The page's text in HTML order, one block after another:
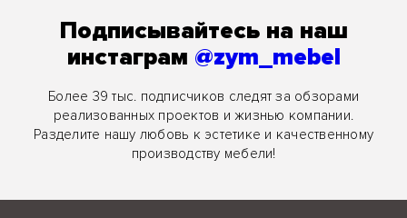
Подписывайтесь на наш
инстаграм @zym_mebel
Более 39 тыс. подписчиков следят за обзорами
реализованных проектов и жизнью компании.
Разделите нашу любовь к эстетике и качественному
производству мебели!